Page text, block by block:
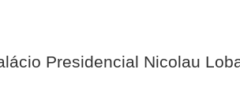
Presidencial Nicolau